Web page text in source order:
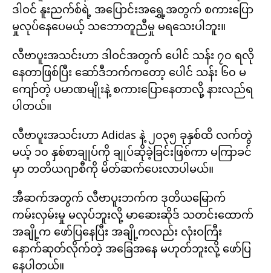
ဒါဝင် နူးညက်စ်ရဲ့ အပြောင်းအရွှေ့အတွက် စကားပြော
မှုလုပ်နေပေမယ့် သဘောတူညီမှု မရသေးပါဘူး။
လီဗာပူးအသင်းဟာ ဒါဝင်အတွက် ပေါင် သန်း ၇၀ ရလို
နေတာဖြစ်ပြီး ဆော်ဒီဘက်ကတော့ ပေါင် သန်း ၆၀ မ
ကျော်တဲ့ ပမာဏမျိုးနဲ့ စကားပြောနေတာလို့ နားလည်ရ
ပါတယ်။
လီဗာပူးအသင်းဟာ Adidas နဲ့ ၂၀၃၅ ခုနှစ်ထိ လက်တွဲ
မယ့် ၁၀ နှစ်စာချုပ်ကို ချုပ်ဆိုခဲ့ခြင်းဖြစ်ကာ မကြာခင်
မှာ တတိယဂျာစီကို မိတ်ဆက်ပေးလာပါမယ်။
အီဆက်အတွက် လီဗာပူးဘက်က ဒုတိယမြောက်
ကမ်းလှမ်းမှု မလုပ်ဘူးလို့ မာဆေးဆိုဒ် သတင်းထောက်
အချို့က ဖော်ပြနေပြီး အချို့ကလည်း လုံးဝကြီး
နောက်ဆုတ်လိုက်တဲ့ အခြေအနေ မဟုတ်ဘူးလို့ ဖော်ပြ
နေပါတယ်။